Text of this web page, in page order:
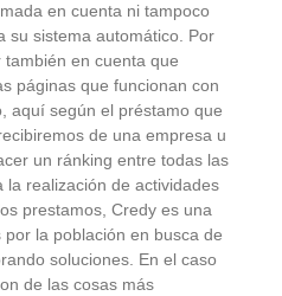
en cuenta ni tampoco
su sistema automático. Por
en cuenta que
páginas que funcionan con
aquí según el préstamo que
de una empresa u
un ránking entre todas las
la realización de actividades
prestamos, Credy es una
la población en busca de
soluciones. En el caso
de las cosas más